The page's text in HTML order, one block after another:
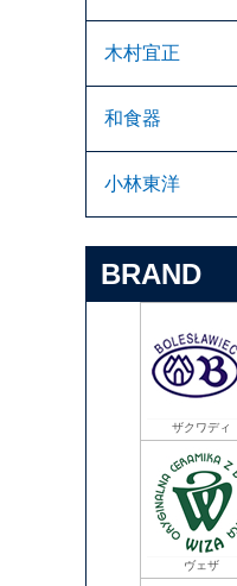
木村宜正
和食器
小林東洋
BRAND
ザクワディ
ヴェザ